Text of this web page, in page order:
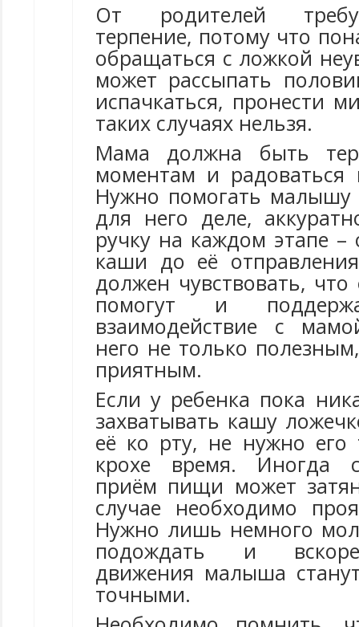
От родителей
терпение, потому что
обращаться с ложкой
может рассыпать
испачкаться, пронести
таких случаях нельзя.
Мама должна быть
моментам и радоваться
Нужно помогать малышу
для него деле,
ручку на каждом этапе –
каши до её
должен чувствовать,
помогут и
взаимодействие с
него не только
приятным.
Если у ребенка пока
захватывать кашу
её ко рту, не нужно его
крохе время. Иногда
приём пищи может
случае необходимо
Нужно лишь немного
подождать и
движения малыша
точными.